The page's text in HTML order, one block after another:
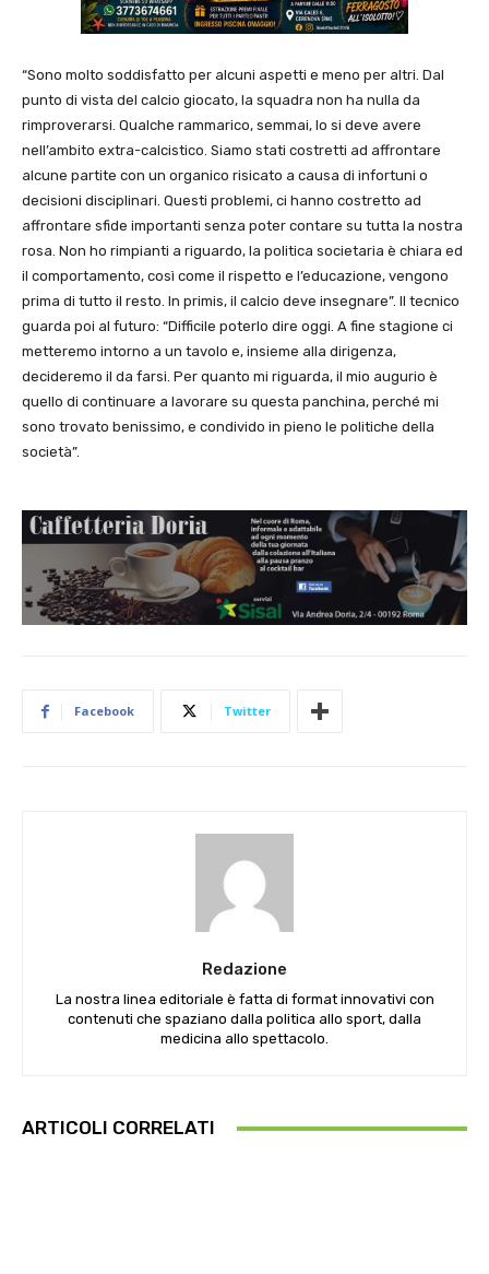
“Sono molto soddisfatto per alcuni aspetti e meno per altri. Dal
punto di vista del calcio giocato, la squadra non ha nulla da
rimproverarsi. Qualche rammarico, semmai, lo si deve avere
nell’ambito extra-calcistico. Siamo stati costretti ad affrontare
alcune partite con un organico risicato a causa di infortuni o
decisioni disciplinari. Questi problemi, ci hanno costretto ad
affrontare sfide importanti senza poter contare su tutta la nostra
rosa. Non ho rimpianti a riguardo, la politica societaria è chiara ed
il comportamento, così come il rispetto e l’educazione, vengono
prima di tutto il resto. In primis, il calcio deve insegnare”. Il tecnico
guarda poi al futuro: “Difficile poterlo dire oggi. A fine stagione ci
metteremo intorno a un tavolo e, insieme alla dirigenza,
decideremo il da farsi. Per quanto mi riguarda, il mio augurio è
quello di continuare a lavorare su questa panchina, perché mi
sono trovato benissimo, e condivido in pieno le politiche della
società”.
Facebook Twitter
Redazione
La nostra linea editoriale è fatta di format innovativi con
contenuti che spaziano dalla politica allo sport, dalla
medicina allo spettacolo.
ARTICOLI CORRELATI